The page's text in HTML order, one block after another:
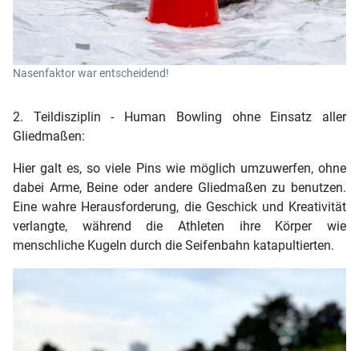
Nasenfaktor war entscheidend!
2. Teildisziplin - Human Bowling ohne Einsatz aller
Gliedmaßen:
Hier galt es, so viele Pins wie möglich umzuwerfen, ohne
dabei Arme, Beine oder andere Gliedmaßen zu benutzen.
Eine wahre Herausforderung, die Geschick und Kreativität
verlangte, während die Athleten ihre Körper wie
menschliche Kugeln durch die Seifenbahn katapultierten.